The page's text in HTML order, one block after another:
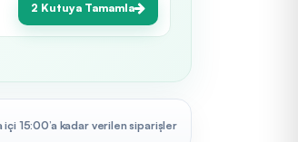
2 Kutuya Tamamla
içi 15:00’a kadar verilen siparişler